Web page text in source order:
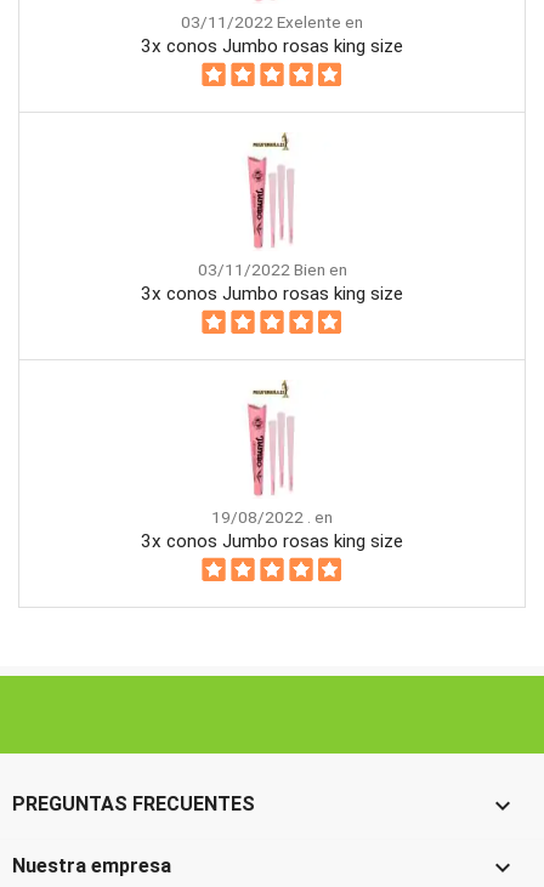
03/11/2022 Exelente en
3x conos Jumbo rosas king size
03/11/2022 Bien en
3x conos Jumbo rosas king size
19/08/2022 . en
3x conos Jumbo rosas king size
PREGUNTAS FRECUENTES 
Nuestra empresa 